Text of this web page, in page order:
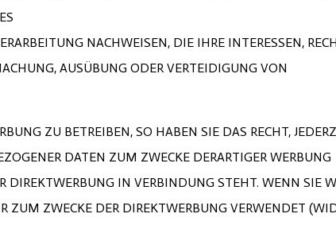
NACHWEISEN, DIE IHRE INTERESSEN,
AUSÜBUNG ODER VERTEIDIGUNG VON
ZU BETREIBEN, SO HABEN SIE DAS RECHT,
DATEN ZUM ZWECKE DERARTIGER WERBUNG
IN VERBINDUNG STEHT. WENN SIE
ZWECKE DER DIREKTWERBUNG VERWENDET